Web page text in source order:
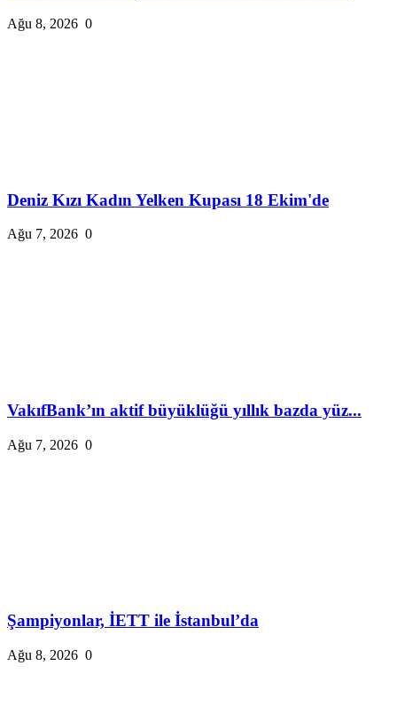
Ağu 8, 2026 0
Deniz Kızı Kadın Yelken Kupası 18 Ekim'de
Ağu 7, 2026 0
VakıfBank’ın aktif büyüklüğü yıllık bazda yüz...
Ağu 7, 2026 0
Şampiyonlar, İETT ile İstanbul’da
Ağu 8, 2026 0